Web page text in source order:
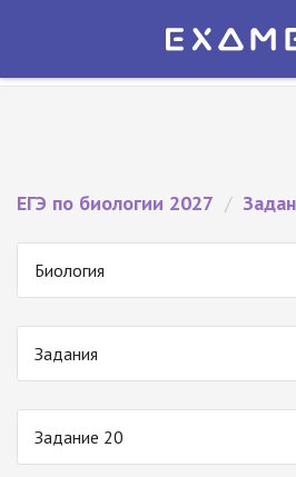
Экзамер — ЕГЭ 2027
ЕГЭ по биологии 2027 /
Биология
Задания
Задание 20